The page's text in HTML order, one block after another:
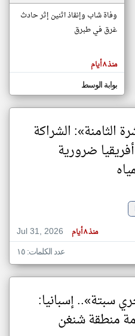
مصادر الأخبار من ليبيا
اخبار ليبيا على مدار الساعة
اخبار ليبيا العاجلة والمباشرة
وفاة شاب وإنقاذ اثنين إثر حادث
غرق في طبرق
منذ ٨ أيام
بوابة الوسط
الثامنة»: الشراكة
ضرورية
Jul 31, 2026
منذ ٨ أيام
عدد الكلمات: ١٥
سبتة».. إسبانيا:
منطقة شنغن
klyoum.com